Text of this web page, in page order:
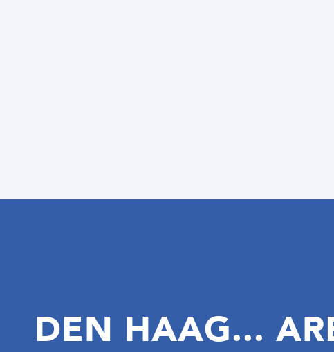
DEN HAAG...